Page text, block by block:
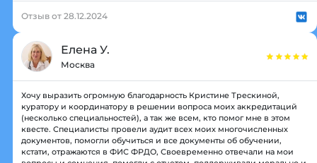
Отзыв от 28.12.2024
Елена У.
Москва
Хочу выразить огромную благодарность Кристине Трескиной,
куратору и координатору в решении вопроса моих аккредитаций
(несколько специальностей), а так же всем, кто помог мне в этом
квесте. Специалисты провели аудит всех моих многочисленных
документов, помогли обучиться и все документы об обучении,
кстати, отражаются в ФИС ФРДО, Своевременно отвечали на мои